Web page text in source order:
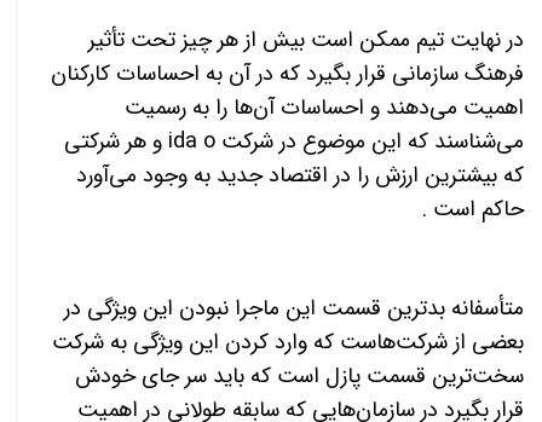
در نهایت تیم ممکن است بیش از هر چیز تحت تأثیر
فرهنگ سازمانی قرار بگیرد که در آن به احساسات کارکنان
اهمیت می‌دهند و احساسات آن‌ها را به رسمیت
می‌شناسند که این موضوع در شرکت ida o و هر شرکتی
که بیشترین ارزش را در اقتصاد جدید به وجود می‌آورد
حاکم است .
متأسفانه بدترین قسمت این ماجرا نبودن این ویژگی در
بعضی از شرکت‌هاست که وارد کردن این ویژگی به شرکت
سخت‌ترین قسمت پازل است که باید سر جای خودش
قرار بگیرد در سازمان‌هایی که سابقه طولانی در اهمیت